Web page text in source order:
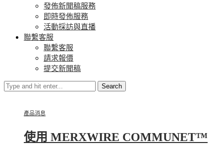
發佈新聞稿服務
即時發佈服務
活動採訪與直播
聯繫客服
聯繫客服
請求報價
提交新聞稿
Search
產品消息
使用 MERXWIRE COMMUNET™